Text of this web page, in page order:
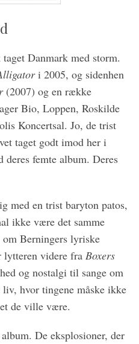
Danmark med storm.
i 2005, og sidenhen
(2007) og en række
Bio, Loppen, Roskilde
Koncertsal. Jo, de trist
taget godt imod her i
femte album. Deres
med en trist baryton patos,
ikke være det samme
om Berningers lyriske
lytteren videre fra Boxers
og nostalgi til sange om
hvor tingene måske ikke
de ville være.
De eksplosioner, der